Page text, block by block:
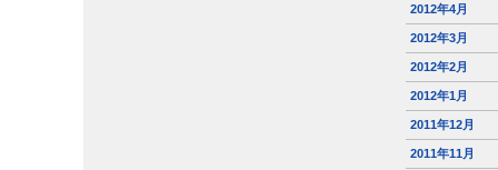
2012年4月
2012年3月
2012年2月
2012年1月
2011年12月
2011年11月